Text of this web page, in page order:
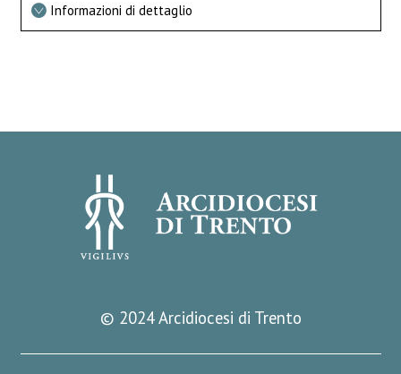
Informazioni di dettaglio
© 2024 Arcidiocesi di Trento